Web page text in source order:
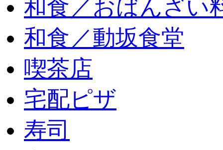
和食／おばんざい
和食／動坂食堂
喫茶店
宅配ピザ
寿司